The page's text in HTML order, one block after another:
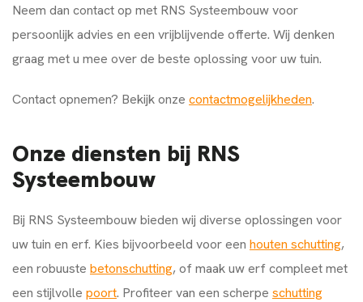
Neem dan contact op met RNS Systeembouw voor
persoonlijk advies en een vrijblijvende offerte. Wij denken
graag met u mee over de beste oplossing voor uw tuin.
Contact opnemen? Bekijk onze contactmogelijkheden.
Onze diensten bij RNS
Systeembouw
Bij RNS Systeembouw bieden wij diverse oplossingen voor
uw tuin en erf. Kies bijvoorbeeld voor een houten schutting,
een robuuste betonschutting, of maak uw erf compleet met
een stijlvolle poort. Profiteer van een scherpe schutting